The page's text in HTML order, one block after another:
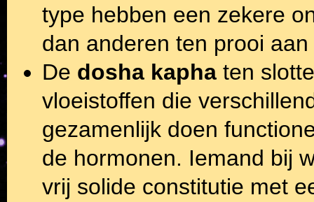
type hebben een zekere
dan anderen ten prooi
De dosha kapha ten
vloeistoffen die
gezamenlijk doen
de hormonen. Iemand bij
vrij solide constitutie met